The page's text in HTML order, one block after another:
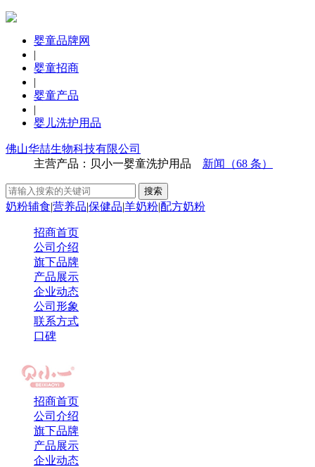
婴童品牌网
|
婴童招商
|
婴童产品
|
婴儿洗护用品
佛山华喆生物科技有限公司
主营产品：贝小一婴童洗护用品 新闻（68 条）
奶粉辅食|营养品|保健品|羊奶粉|配方奶粉
招商首页
公司介绍
旗下品牌
产品展示
企业动态
公司形象
联系方式
口碑
招商首页
公司介绍
旗下品牌
产品展示
企业动态